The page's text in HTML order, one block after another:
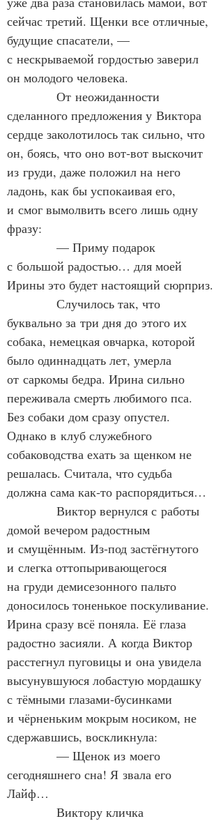
сейчас третий. Щенки все отличные,
будущие спасатели, —
с нескрываемой гордостью заверил
он молодого человека.
От неожиданности
сделанного предложения у Виктора
сердце заколотилось так сильно, что
он, боясь, что оно вот‑вот выскочит
из груди, даже положил на него
ладонь, как бы успокаивая его,
и смог вымолвить всего лишь одну
фразу:
— Приму подарок
с большой радостью… для моей
Ирины это будет настоящий сюрприз.
Случилось так, что
буквально за три дня до этого их
собака, немецкая овчарка, которой
было одиннадцать лет, умерла
от саркомы бедра. Ирина сильно
переживала смерть любимого пса.
Без собаки дом сразу опустел.
Однако в клуб служебного
собаководства ехать за щенком не
решалась. Считала, что судьба
должна сама как‑то распорядиться…
Виктор вернулся с работы
домой вечером радостным
и смущённым. Из‑под застёгнутого
и слегка оттопыривающегося
на груди демисезонного пальто
доносилось тоненькое поскуливание.
Ирина сразу всё поняла. Её глаза
радостно засияли. А когда Виктор
расстегнул пуговицы и она увидела
высунувшуюся лобастую мордашку
с тёмными глазами‑бусинками
и чёрненьким мокрым носиком, не
сдержавшись, воскликнула:
— Щенок из моего
сегодняшнего сна! Я звала его
Лайф…
Виктору кличка